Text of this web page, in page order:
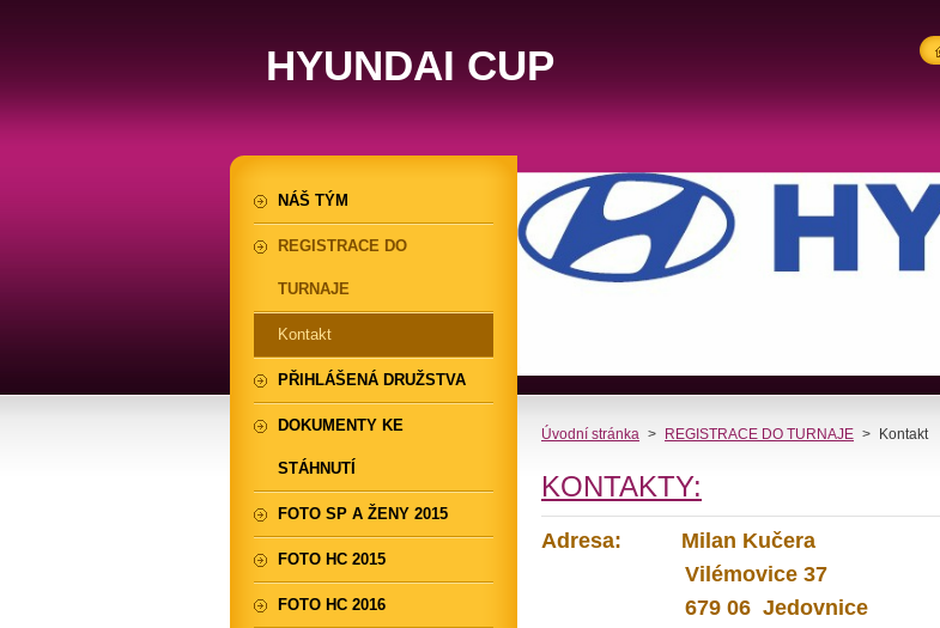
HYUNDAI CUP
Úvodní stránka > REGISTRACE DO TURNAJE > Kontakt
KONTAKTY:
Adresa: Milan Kučera
Vilémovice 37
679 06 Jedovnice
NÁŠ TÝM
REGISTRACE DO
TURNAJE
Kontakt
PŘIHLÁŠENÁ DRUŽSTVA
DOKUMENTY KE
STÁHNUTÍ
FOTO SP A ŽENY 2015
FOTO HC 2015
FOTO HC 2016